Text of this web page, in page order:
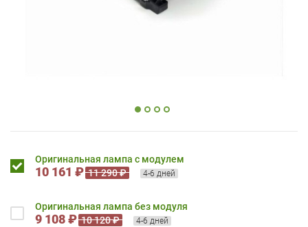
Оригинальная лампа с модулем
10 161 ₽ 11 290 ₽ 4-6 дней
Оригинальная лампа без модуля
9 108 ₽ 10 120 ₽ 4-6 дней